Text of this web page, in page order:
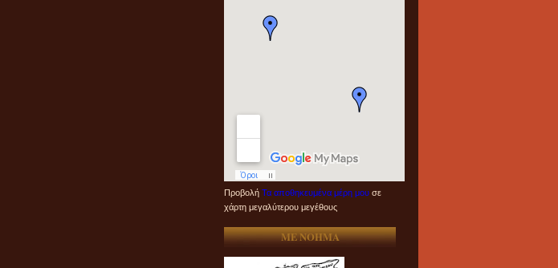
Προβολή Τα αποθηκευμένα μέρη μου σε
χάρτη μεγαλύτερου μεγέθους
ME NOHMA